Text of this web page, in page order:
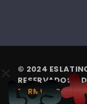
© 2024
RESERVADOS. |
TÉRMINOS Y